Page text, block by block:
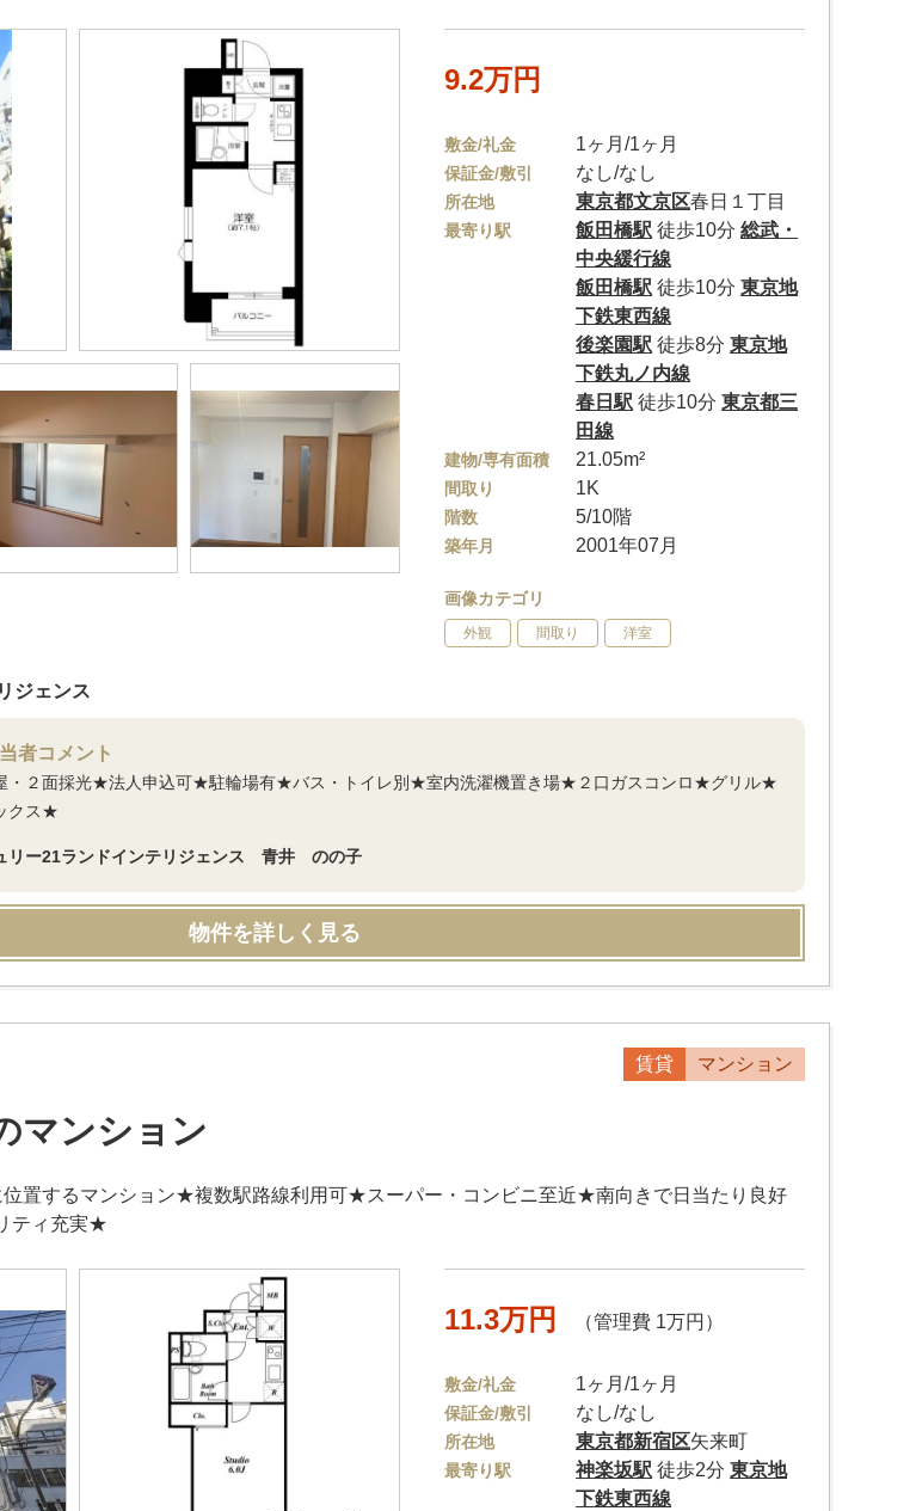
9.2万円
敷金/礼金 1ヶ月/1ヶ月
保証金/敷引 なし/なし
所在地 東京都文京区春日１丁目
最寄り駅 飯田橋駅 徒歩10分総武・
中央緩行線
飯田橋駅 徒歩10分東京地
下鉄東西線
後楽園駅 徒歩8分東京地
下鉄丸ノ内線
春日駅 徒歩10分東京都三
田線
建物/専有面積 21.05m²
間取り 1K
階数 5/10階
築年月 2001年07月
画像カテゴリ
外観 間取り 洋室
ジェンス
者コメント
・２面採光★法人申込可★駐輪場有★バス・トイレ別★室内洗濯機置き場★２口ガスコンロ★グリル★
クス★
リー21ランドインテリジェンス 青井 のの子
物件を詳しく見る
賃貸 マンション
マンション
位置するマンション★複数駅路線利用可★スーパー・コンビニ至近★南向きで日当たり良好
ティ充実★
11.3万円 （管理費 1万円）
敷金/礼金 1ヶ月/1ヶ月
保証金/敷引 なし/なし
所在地 東京都新宿区矢来町
最寄り駅 神楽坂駅 徒歩2分東京地
下鉄東西線